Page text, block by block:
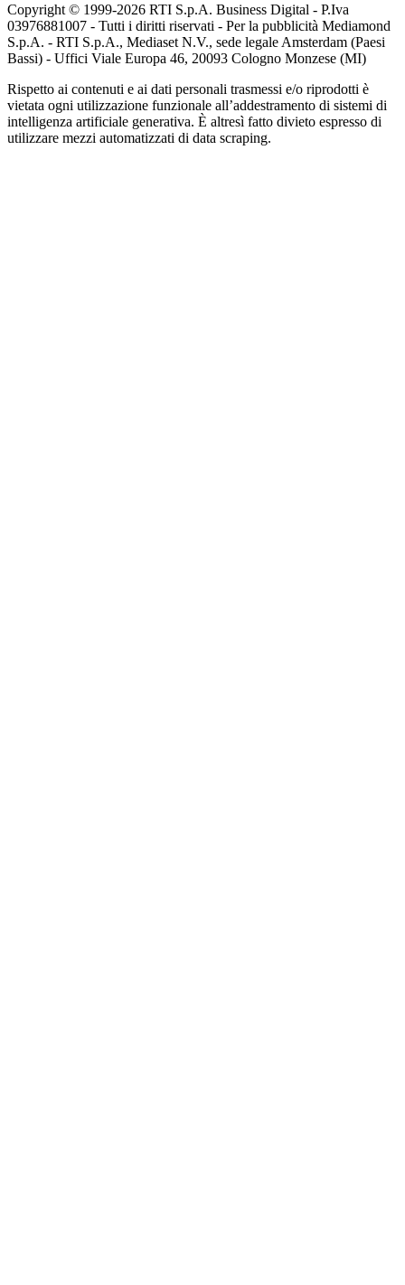
Copyright © 1999-2026 RTI S.p.A. Business Digital - P.Iva
03976881007 - Tutti i diritti riservati - Per la pubblicità Mediamond
S.p.A. - RTI S.p.A., Mediaset N.V., sede legale Amsterdam (Paesi
Bassi) - Uffici Viale Europa 46, 20093 Cologno Monzese (MI)
Rispetto ai contenuti e ai dati personali trasmessi e/o riprodotti è
vietata ogni utilizzazione funzionale all’addestramento di sistemi di
intelligenza artificiale generativa. È altresì fatto divieto espresso di
utilizzare mezzi automatizzati di data scraping.